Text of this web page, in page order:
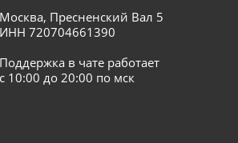
Москва, Пресненский Вал 5
ИНН 720704661390
Поддержка в чате работает
с 10:00 до 20:00 по мск